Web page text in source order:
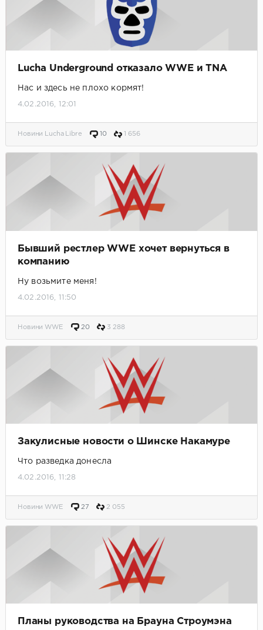
Lucha Underground отказало WWE и TNA
Нас и здесь не плохо кормят!
4.02.2016, 12:01
Новини Lucha Libre 10 1 656
Бывший рестлер WWE хочет вернуться в
компанию
Ну возьмите меня!
4.02.2016, 11:50
Новини WWE 20 3 288
Закулисные новости о Шинске Накамуре
Что разведка донесла
4.02.2016, 11:28
Новини WWE 27 2 055
Планы руководства на Брауна Строумэна